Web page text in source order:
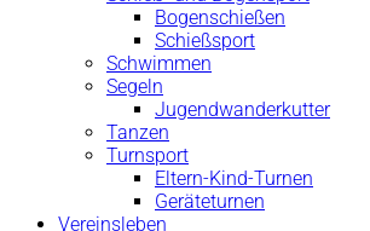
Bogenschießen
Schießsport
Schwimmen
Segeln
Jugendwanderkutter
Tanzen
Turnsport
Eltern-Kind-Turnen
Geräteturnen
Vereinsleben